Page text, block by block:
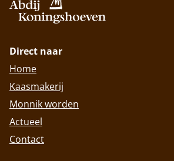
Direct naar
Home
Kaasmakerij
Monnik worden
Actueel
Contact